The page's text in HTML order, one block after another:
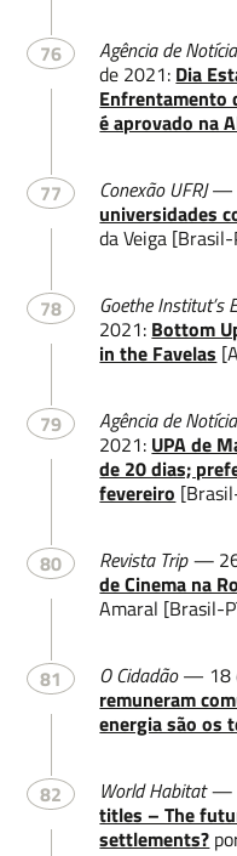
76 Agência de
de 2021: Dia
Enfrentamento
é aprovado na
77 Conexão UFRJ—
universidades
da Veiga [Brasil-
78 Goethe Institut’s
2021: Bottom
in the Favelas
79 Agência de
2021: UPA de
de 20 dias;
fevereiro
80 Revista Trip —
de Cinema na
Amaral [Brasil-
81 O Cidadão— 18
remuneram
energia são os
82 World Habitat —
titles – The
settlements?